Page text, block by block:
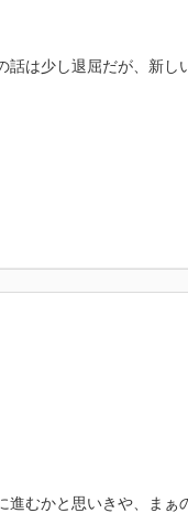
話は少し退屈だが、新し
進むかと思いきや、まぁ